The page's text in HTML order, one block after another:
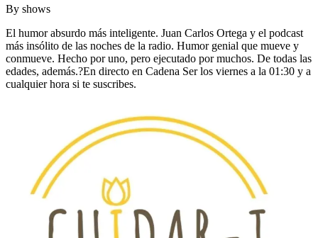
By shows
El humor absurdo más inteligente. Juan Carlos Ortega y el podcast
más insólito de las noches de la radio. Humor genial que mueve y
conmueve. Hecho por uno, pero ejecutado por muchos. De todas las
edades, además.?En directo en Cadena Ser los viernes a la 01:30 y a
cualquier hora si te suscribes.